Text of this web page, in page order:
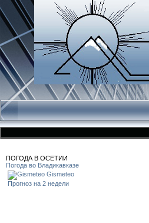
ПОГОДА В ОСЕТИИ
Погода во Владикавказе
Gismeteo
Прогноз на 2 недели